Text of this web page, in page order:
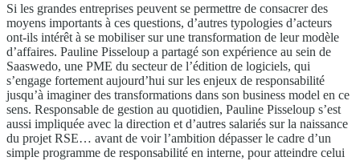
Si les grandes entreprises peuvent se permettre de consacrer des
moyens importants à ces questions, d’autres typologies d’acteurs
ont-ils intérêt à se mobiliser sur une transformation de leur modèle
d’affaires. Pauline Pisseloup a partagé son expérience au sein de
Saaswedo, une PME du secteur de l’édition de logiciels, qui
s’engage fortement aujourd’hui sur les enjeux de responsabilité
jusqu’à imaginer des transformations dans son business model en ce
sens. Responsable de gestion au quotidien, Pauline Pisseloup s’est
aussi impliquée avec la direction et d’autres salariés sur la naissance
du projet RSE… avant de voir l’ambition dépasser le cadre d’un
simple programme de responsabilité en interne, pour atteindre celui